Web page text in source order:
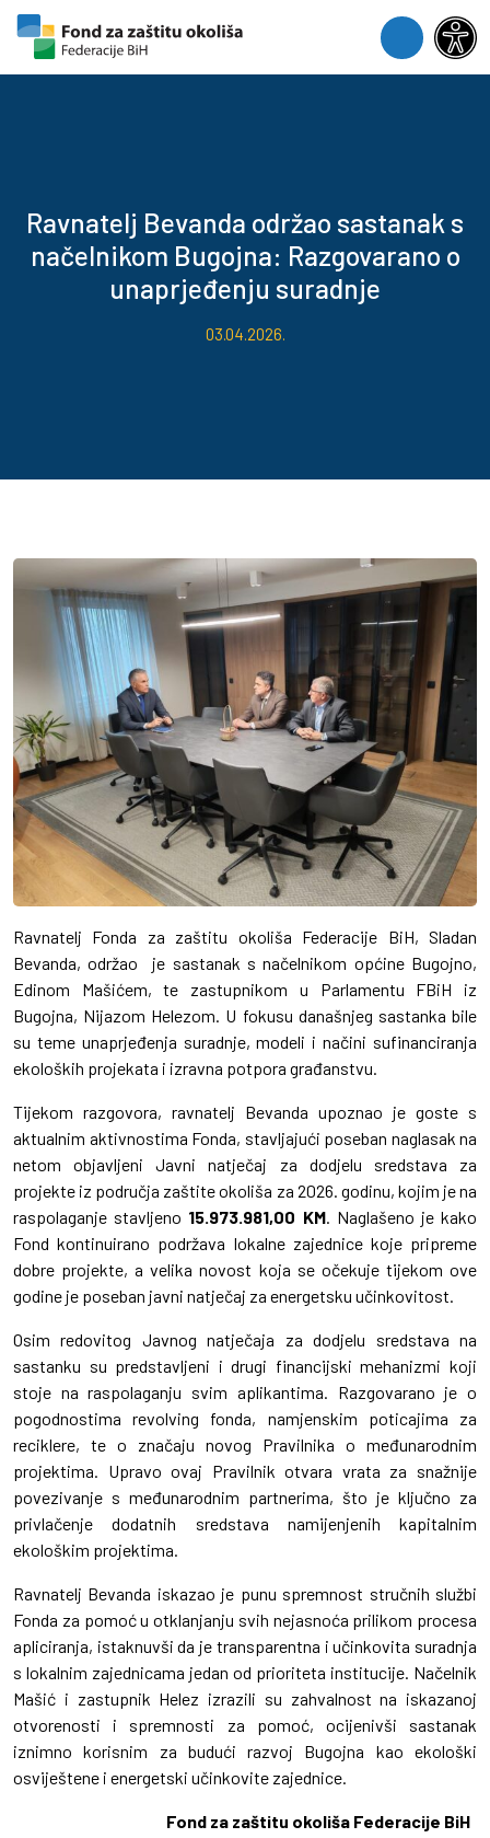
Skip to content
Skip to footer
Menu
Ravnatelj Bevanda održao sastanak s
načelnikom Bugojna: Razgovarano o
unaprjeđenju suradnje
03.04.2026.
Ravnatelj Fonda za zaštitu okoliša Federacije BiH, Sladan
Bevanda, održao je sastanak s načelnikom općine Bugojno,
Edinom Mašićem, te zastupnikom u Parlamentu FBiH iz
Bugojna, Nijazom Helezom. U fokusu današnjeg sastanka bile
su teme unaprjeđenja suradnje, modeli i načini sufinanciranja
ekoloških projekata i izravna potpora građanstvu.
Tijekom razgovora, ravnatelj Bevanda upoznao je goste s
aktualnim aktivnostima Fonda, stavljajući poseban naglasak na
netom objavljeni Javni natječaj za dodjelu sredstava za
projekte iz područja zaštite okoliša za 2026. godinu, kojim je na
raspolaganje stavljeno 15.973.981,00 KM. Naglašeno je kako
Fond kontinuirano podržava lokalne zajednice koje pripreme
dobre projekte, a velika novost koja se očekuje tijekom ove
godine je poseban javni natječaj za energetsku učinkovitost.
Osim redovitog Javnog natječaja za dodjelu sredstava na
sastanku su predstavljeni i drugi financijski mehanizmi koji
stoje na raspolaganju svim aplikantima. Razgovarano je o
pogodnostima revolving fonda, namjenskim poticajima za
reciklere, te o značaju novog Pravilnika o međunarodnim
projektima. Upravo ovaj Pravilnik otvara vrata za snažnije
povezivanje s međunarodnim partnerima, što je ključno za
privlačenje dodatnih sredstava namijenjenih kapitalnim
ekološkim projektima.
Ravnatelj Bevanda iskazao je punu spremnost stručnih službi
Fonda za pomoć u otklanjanju svih nejasnoća prilikom procesa
apliciranja, istaknuvši da je transparentna i učinkovita suradnja
s lokalnim zajednicama jedan od prioriteta institucije. Načelnik
Mašić i zastupnik Helez izrazili su zahvalnost na iskazanoj
otvorenosti i spremnosti za pomoć, ocijenivši sastanak
iznimno korisnim za budući razvoj Bugojna kao ekološki
osviještene i energetski učinkovite zajednice.
Fond za zaštitu okoliša Federacije BiH